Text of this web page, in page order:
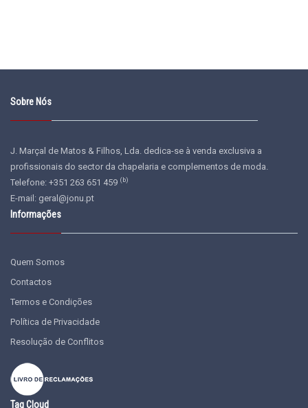
Sobre Nós
J. Marçal de Matos & Filhos, Lda. dedica-se à venda exclusiva a
profissionais do sector da chapelaria e complementos de moda.
Telefone: +351 263 651 459 (b)
E-mail: geral@jonu.pt
Informações
Quem Somos
Contactos
Termos e Condições
Política de Privacidade
Resolução de Conflitos
Tag Cloud